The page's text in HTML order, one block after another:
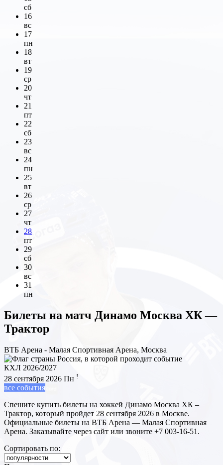
сб
16
вс
17
пн
18
вт
19
ср
20
чт
21
пт
22
сб
23
вс
24
пн
25
вт
26
ср
27
чт
28
пт
29
сб
30
вс
31
пн
Билеты на матч Динамо Москва ХК —
Трактор
ВТБ Арена - Малая Спортивная Арена, Москва
КХЛ 2026/2027
28 сентября 2026 Пн !
все события
Спешите купить билеты на хоккей Динамо Москва ХК –
Трактор, который пройдет 28 сентября 2026 в Москве.
Официальные билеты на ВТБ Арена — Малая Спортивная
Арена. Заказывайте через сайт или звоните +7 003-16-51.
Сортировать по: